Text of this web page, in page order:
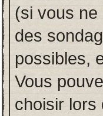
(si vous ne
des
possibles,
Vous
choisir lors